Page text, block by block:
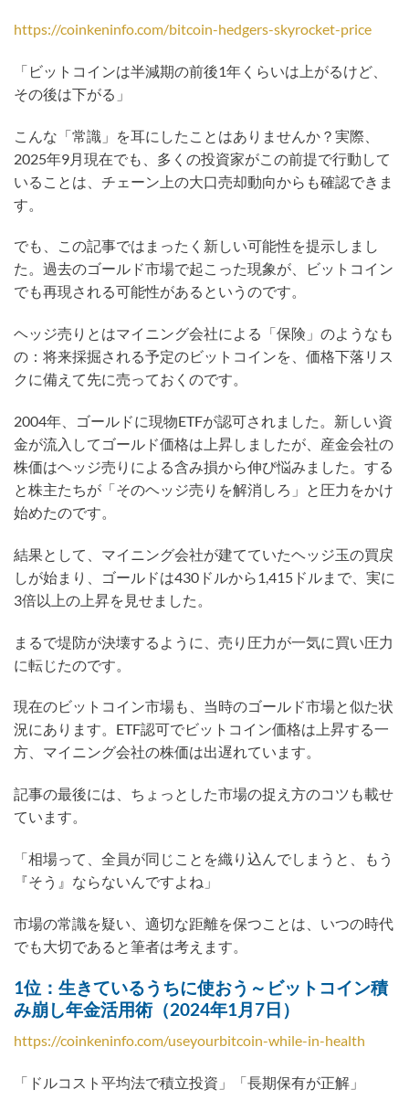
https://coinkeninfo.com/bitcoin-hedgers-skyrocket-price
「ビットコインは半減期の前後1年くらいは上がるけど、
その後は下がる」
こんな「常識」を耳にしたことはありませんか？実際、
2025年9月現在でも、多くの投資家がこの前提で行動して
いることは、チェーン上の大口売却動向からも確認できま
す。
でも、この記事ではまったく新しい可能性を提示しまし
た。過去のゴールド市場で起こった現象が、ビットコイン
でも再現される可能性があるというのです。
ヘッジ売りとはマイニング会社による「保険」のようなも
の：将来採掘される予定のビットコインを、価格下落リス
クに備えて先に売っておくのです。
2004年、ゴールドに現物ETFが認可されました。新しい資
金が流入してゴールド価格は上昇しましたが、産金会社の
株価はヘッジ売りによる含み損から伸び悩みました。する
と株主たちが「そのヘッジ売りを解消しろ」と圧力をかけ
始めたのです。
結果として、マイニング会社が建てていたヘッジ玉の買戻
しが始まり、ゴールドは430ドルから1,415ドルまで、実に
3倍以上の上昇を見せました。
まるで堤防が決壊するように、売り圧力が一気に買い圧力
に転じたのです。
現在のビットコイン市場も、当時のゴールド市場と似た状
況にあります。ETF認可でビットコイン価格は上昇する一
方、マイニング会社の株価は出遅れています。
記事の最後には、ちょっとした市場の捉え方のコツも載せ
ています。
「相場って、全員が同じことを織り込んでしまうと、もう
『そう』ならないんですよね」
市場の常識を疑い、適切な距離を保つことは、いつの時代
でも大切であると筆者は考えます。
1位：生きているうちに使おう～ビットコイン積
み崩し年金活用術（2024年1月7日）
https://coinkeninfo.com/useyourbitcoin-while-in-health
「ドルコスト平均法で積立投資」「長期保有が正解」